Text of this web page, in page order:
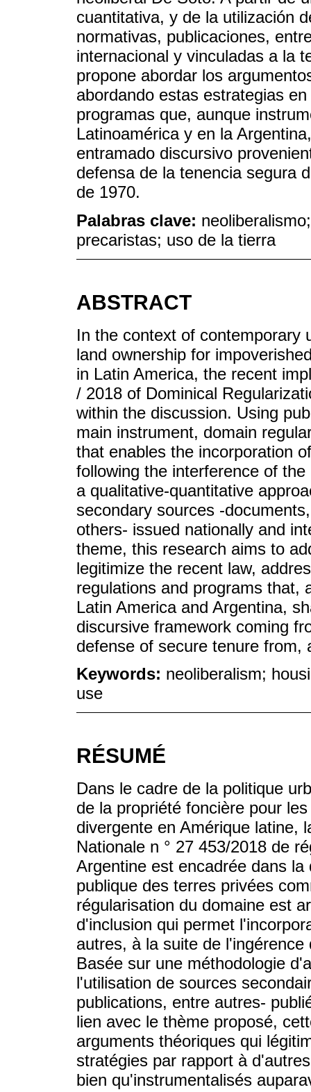
cuantitativa, y de la utilización
normativas, publicaciones,
internacional y vinculadas a la
propone abordar los
abordando estas estrategias
programas que, aunque
Latinoamérica y en la
entramado discursivo
defensa de la tenencia segura
de 1970.
Palabras clave:
precaristas; uso de la tierra
ABSTRACT
In the context of contemporary
land ownership for
in Latin America, the recent
/ 2018 of Dominical
within the discussion. Using
main instrument, domain
that enables the incorporation
following the interference of
a qualitative-quantitative
secondary sources -
others- issued nationally and
theme, this research aims to
legitimize the recent law,
regulations and programs that,
Latin America and Argentina,
discursive framework coming
defense of secure tenure from,
Keywords: neoliberalism;
use
RÉSUMÉ
Dans le cadre de la politique
de la propriété foncière pour
divergente en Amérique
Nationale n ° 27 453/2018 de
Argentine est encadrée dans
publique des terres privées
régularisation du domaine est
d'inclusion qui permet
autres, à la suite de
Basée sur une méthodologie
l'utilisation de sources
publications, entre autres-
lien avec le thème proposé,
arguments théoriques qui
stratégies par rapport à
bien qu'instrumentalisés